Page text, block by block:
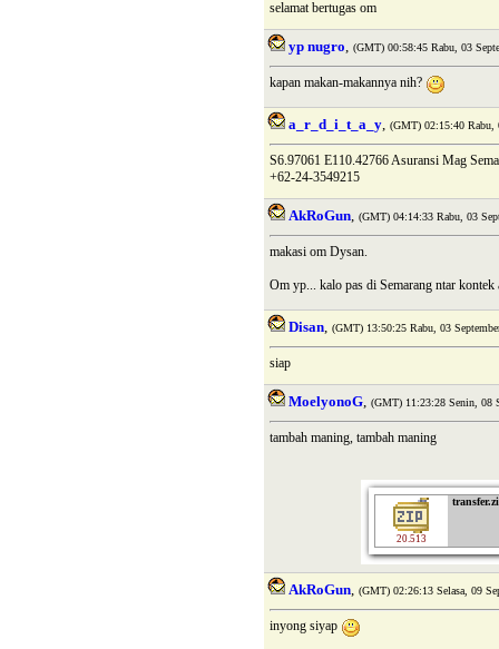
selamat bertugas om
yp nugro, (GMT) 00:58:45 Rabu, 03
kapan makan-makannya nih?
a_r_d_i_t_a_y, (GMT) 02:15:40 Rabu,
S6.97061 E110.42766 Asuransi Mag
+62-24-3549215
AkRoGun, (GMT) 04:14:33 Rabu, 03
makasi om Dysan.
Om yp... kalo pas di Semarang ntar kontek
Disan, (GMT) 13:50:25 Rabu, 03
siap
MoelyonoG, (GMT) 11:23:28 Senin, 08
tambah maning, tambah maning
20.513
AkRoGun, (GMT) 02:26:13 Selasa, 09
inyong siyap